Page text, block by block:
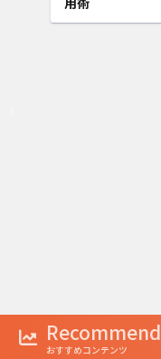
Recommend
おすすめコンテンツ